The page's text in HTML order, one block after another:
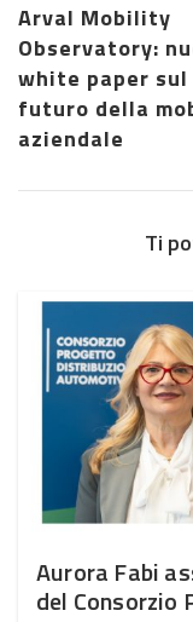
Arval Mobility
Observatory:
white paper sul
futuro della
aziendale
Ti
Aurora Fabi
del Consorzio